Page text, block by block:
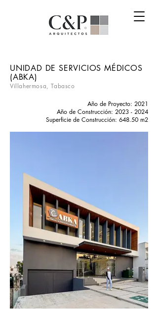
UNIDAD DE SERVICIOS MÉDICOS
(ABKA)
Villahermosa, Tabasco
Año de Proyecto: 2021
Año de Construcción: 2023 - 2024
Superficie de Construcción: 648.50 m2